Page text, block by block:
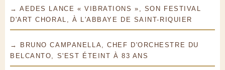
→ AEDES LANCE « VIBRATIONS », SON FESTIVAL
D'ART CHORAL, À L'ABBAYE DE SAINT-RIQUIER
→ BRUNO CAMPANELLA, CHEF D'ORCHESTRE DU
BELCANTO, S'EST ÉTEINT À 83 ANS